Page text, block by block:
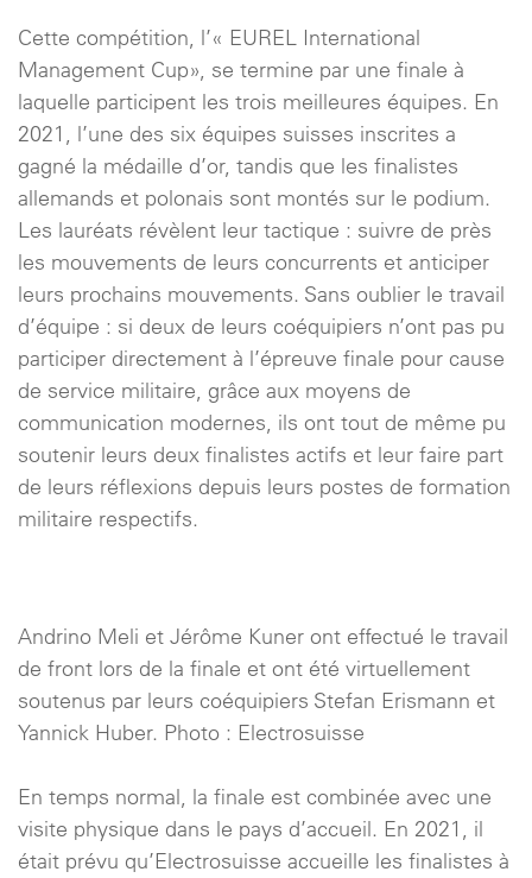
Cette compétition, l’« EUREL International
Management Cup», se termine par une finale à
laquelle participent les trois meilleures équipes. En
2021, l’une des six équipes suisses inscrites a
gagné la médaille d’or, tandis que les finalistes
allemands et polonais sont montés sur le podium.
Les lauréats révèlent leur tactique : suivre de près
les mouvements de leurs concurrents et anticiper
leurs prochains mouvements. Sans oublier le travail
d’équipe : si deux de leurs coéquipiers n’ont pas pu
participer directement à l’épreuve finale pour cause
de service militaire, grâce aux moyens de
communication modernes, ils ont tout de même pu
soutenir leurs deux finalistes actifs et leur faire part
de leurs réflexions depuis leurs postes de formation
militaire respectifs.
Andrino Meli et Jérôme Kuner ont effectué le travail
de front lors de la finale et ont été virtuellement
soutenus par leurs coéquipiers Stefan Erismann et
Yannick Huber. Photo : Electrosuisse
En temps normal, la finale est combinée avec une
visite physique dans le pays d’accueil. En 2021, il
était prévu qu’Electrosuisse accueille les finalistes à